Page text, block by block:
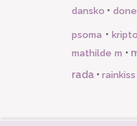
dansko • done
psoma •
mathilde m •
rada • rainkiss